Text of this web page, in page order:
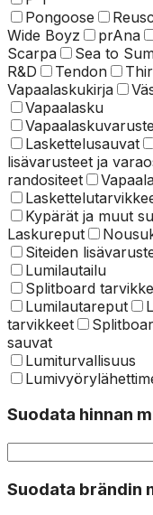
Pongoose
Wide Boyz
prAna
Scarpa
Sea to
R&D
Tendon
Vapaalaskukirja
Vapaalasku
Laskettelusauvat
lisävarusteet ja
randositeet
Kypärät ja muut
Laskureput
Siteiden
Lumilautailu
Splitboard
Lumilautareput
tarvikkeet
sauvat
Lumiturvallisuus
Suodata hinnan
Suodata brändin